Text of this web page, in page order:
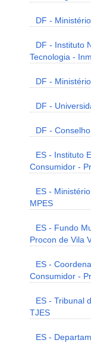
DF -
DF - Instituto
Tecnologia -
DF -
DF -
DF -
ES - Instituto
Consumidor -
ES -
MPES
ES - Fundo
Procon de Vila
ES -
Consumidor -
ES - Tribunal
TJES
ES -